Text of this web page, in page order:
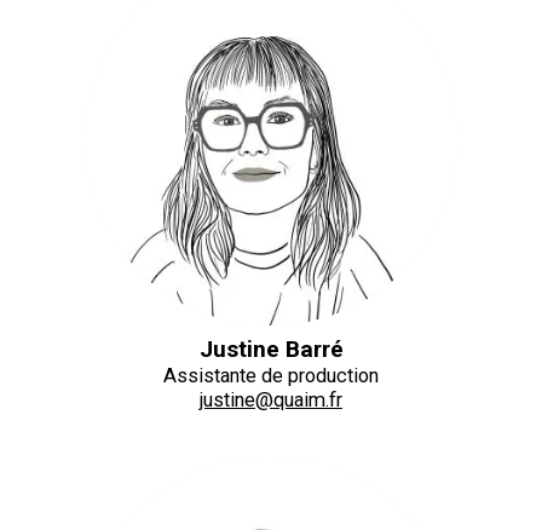
Justine Barré
Assistante de production
justine@quaim.fr